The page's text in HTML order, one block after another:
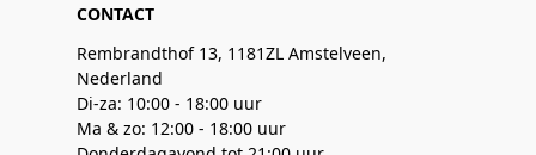
CONTACT
Rembrandthof 13, 1181ZL Amstelveen,
Nederland
Di-za: 10:00 - 18:00 uur
Ma & zo: 12:00 - 18:00 uur